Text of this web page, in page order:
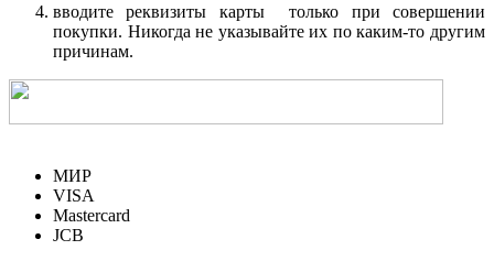
вводите реквизиты карты только при совершении
покупки. Никогда не указывайте их по каким-то другим
причинам.
МИР
VISA
Mastercard
JCB